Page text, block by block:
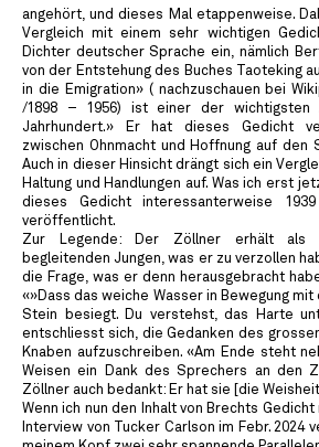
angehört, und dieses Mal etappenweise.
Vergleich mit einem sehr wichtigen
Dichter deutscher Sprache ein, nämlich
von der Entstehung des Buches Taoteking
in die Emigration» ( nachzuschauen bei
/1898 – 1956) ist einer der wichtigsten
Jahrhundert.» Er hat dieses Gedicht
zwischen Ohnmacht und Hoffnung auf den
Auch in dieser Hinsicht drängt sich ein
Haltung und Handlungen auf. Was ich erst
dieses Gedicht interessanterweise
veröffentlicht.
Zur Legende: Der Zöllner erhält als
begleitenden Jungen, was er zu verzollen
die Frage, was er denn herausgebracht
«»Dass das weiche Wasser in Bewegung
Stein besiegt. Du verstehst, das Harte
entschliesst sich, die Gedanken des
Knaben aufzuschreiben. «Am Ende steht
Weisen ein Dank des Sprechers an den
Zöllner auch bedankt: Er hat sie [die
Wenn ich nun den Inhalt von Brechts
Interview von Tucker Carlson im Febr. 2024